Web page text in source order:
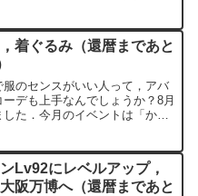
ぴったりの季節です．スイカ柄
は現実...
着ぐるみ（還暦まであと
服のセンスがいい人って，アバ
ーデも上手なんでしょうか？8月
した．今月のイベントは「かき
に着こなしてる人をよく見かけ
のM...
Lv92にレベルアップ，
阪万博へ（還暦まであと